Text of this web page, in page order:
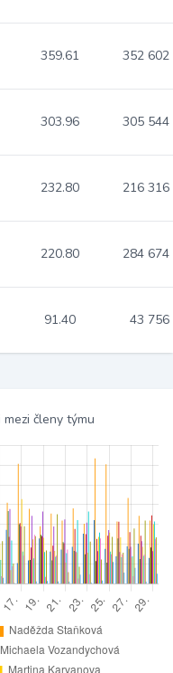
359.61 352
303.96 305
232.80 216
220.80 284
91.40 43
členy týmu